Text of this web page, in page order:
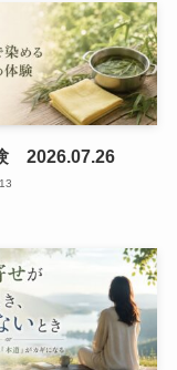
2026.07.26